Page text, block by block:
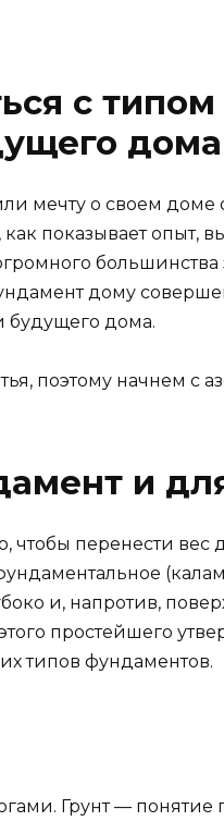
с
дома
мечту о своем доме
показывает опыт,
дому
будущего дома.
поэтому начнем с
и
чтобы перенести вес
и, напротив,
простейшего
типов фундаментов.
Грунт —